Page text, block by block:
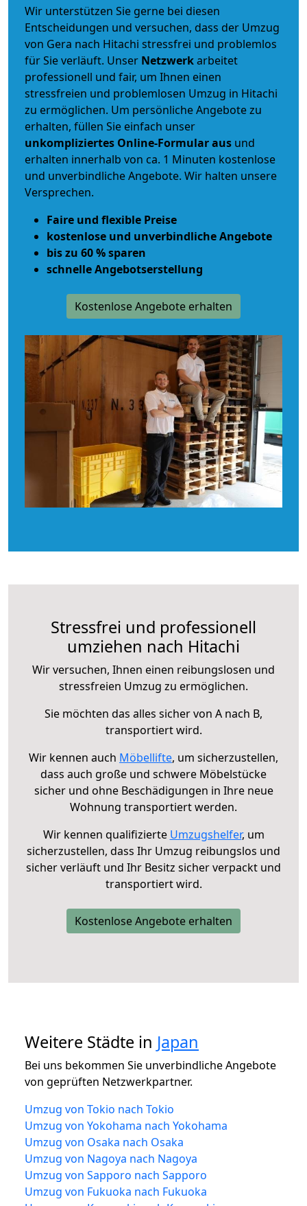
Wir unterstützen Sie gerne bei diesen
Entscheidungen und versuchen, dass der Umzug
von Gera nach Hitachi stressfrei und problemlos
für Sie verläuft. Unser Netzwerkarbeitet
professionell und fair, um Ihnen einen
stressfreien und problemlosen Umzug in Hitachi
zu ermöglichen. Um persönliche Angebote zu
erhalten, füllen Sie einfach unser
unkompliziertes Online-Formular aus und
erhalten innerhalb von ca. 1 Minuten kostenlose
und unverbindliche Angebote. Wir halten unsere
Versprechen.
Faire und flexible Preise
kostenlose und unverbindliche Angebote
bis zu 60 % sparen
schnelle Angebotserstellung
Kostenlose Angebote erhalten
Stressfrei und professionell
umziehen nach Hitachi
Wir versuchen, Ihnen einen reibungslosen und
stressfreien Umzug zu ermöglichen.
Sie möchten das alles sicher von A nach B,
transportiert wird.
Wir kennen auch Möbellifte, um sicherzustellen,
dass auch große und schwere Möbelstücke
sicher und ohne Beschädigungen in Ihre neue
Wohnung transportiert werden.
Wir kennen qualifizierte Umzugshelfer, um
sicherzustellen, dass Ihr Umzug reibungslos und
sicher verläuft und Ihr Besitz sicher verpackt und
transportiert wird.
Kostenlose Angebote erhalten
Weitere Städte in Japan
Bei uns bekommen Sie unverbindliche Angebote
von geprüften Netzwerkpartner.
Umzug von Tokio nach Tokio
Umzug von Yokohama nach Yokohama
Umzug von Osaka nach Osaka
Umzug von Nagoya nach Nagoya
Umzug von Sapporo nach Sapporo
Umzug von Fukuoka nach Fukuoka